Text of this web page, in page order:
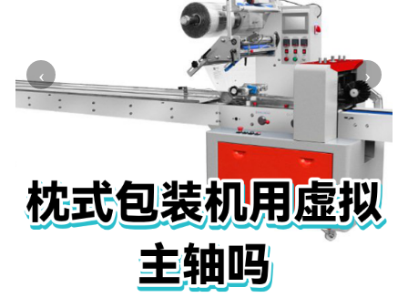
‹ ›